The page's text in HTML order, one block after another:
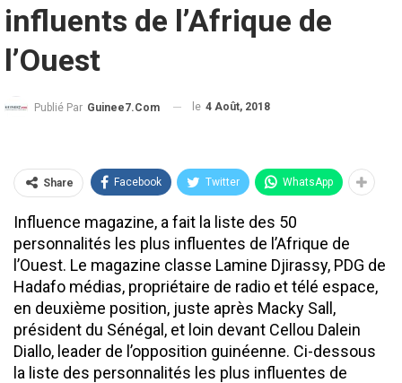
influents de l’Afrique de
l’Ouest
Publié Par Guinee7.com le 4 Août, 2018
Share Facebook Twitter WhatsApp
Influence magazine, a fait la liste des 50
personnalités les plus influentes de l’Afrique de
l’Ouest. Le magazine classe Lamine Djirassy, PDG de
Hadafo médias, propriétaire de radio et télé espace,
en deuxième position, juste après Macky Sall,
président du Sénégal, et loin devant Cellou Dalein
Diallo, leader de l’opposition guinéenne. Ci-dessous
la liste des personnalités les plus influentes de